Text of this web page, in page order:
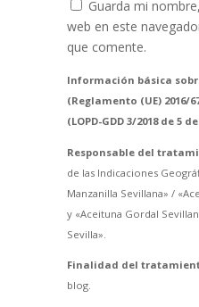
Guarda mi
web en este
que comente.
Información básica
(Reglamento (UE) 2016/
(LOPD-GDD 3/2018 de 5
Responsable del
de las Indicaciones
Manzanilla Sevillana» /
y «Aceituna Gordal
Sevilla».
Finalidad del
blog.